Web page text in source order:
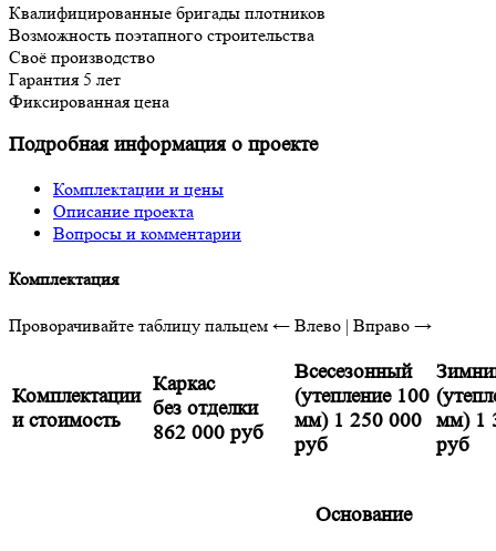
Квалифицированные бригады плотников
Возможность поэтапного строительства
Своё производство
Гарантия 5 лет
Фиксированная цена
Подробная информация о проекте
Комплектации и цены
Описание проекта
Вопросы и комментарии
Комплектация
Проворачивайте таблицу пальцем ← Влево | Вправо →
Комплектации
и стоимость
Каркас
без отделки
862 000 руб
Всесезонный
(утепление 100
мм) 1 250 000
руб
мм) 1
руб
Основание